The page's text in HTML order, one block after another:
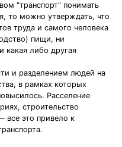
"транспорт" понимать
то можно утверждать, что
труда и самого человека
пищи, ни
какая либо другая
и разделением людей на
в рамках которых
Расселение
строительство
все это привело к